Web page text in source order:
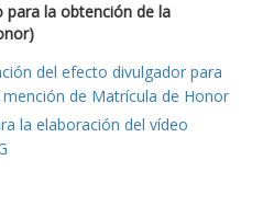
para la obtención de la
del efecto divulgador para
de Matrícula de Honor
la elaboración del vídeo